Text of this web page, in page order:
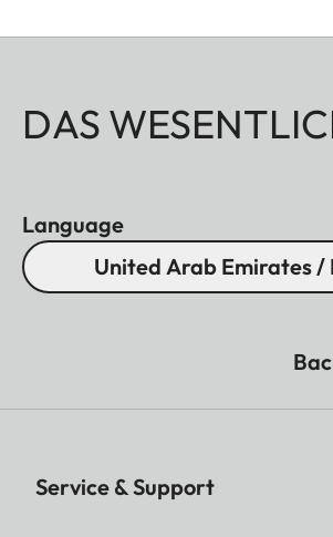
DAS
Language
United Arab Emirates /
Service & Support